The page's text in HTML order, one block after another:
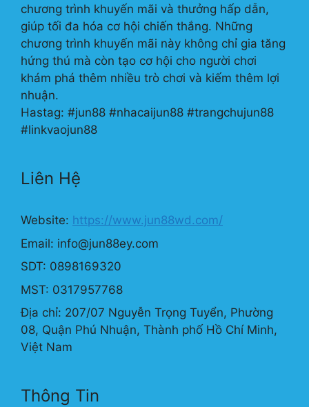
chương trình khuyến mãi và thưởng hấp dẫn,
giúp tối đa hóa cơ hội chiến thắng. Những
chương trình khuyến mãi này không chỉ gia tăng
hứng thú mà còn tạo cơ hội cho người chơi
khám phá thêm nhiều trò chơi và kiếm thêm lợi
nhuận.
Hastag: #jun88 #nhacaijun88 #trangchujun88
#linkvaojun88
Liên Hệ
Website: https://www.jun88wd.com/
Email: info@jun88ey.com
SDT: 0898169320
MST: 0317957768
Địa chỉ: 207/07 Nguyễn Trọng Tuyển, Phường
08, Quận Phú Nhuận, Thành phố Hồ Chí Minh,
Việt Nam
Thông Tin